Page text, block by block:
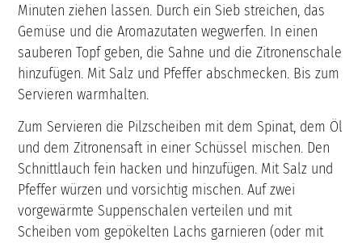
Minuten ziehen lassen. Durch ein Sieb streichen, das
Gemüse und die Aromazutaten wegwerfen. In einen
sauberen Topf geben, die Sahne und die Zitronenschale
hinzufügen. Mit Salz und Pfeffer abschmecken. Bis zum
Servieren warmhalten.
Zum Servieren die Pilzscheiben mit dem Spinat, dem Öl
und dem Zitronensaft in einer Schüssel mischen. Den
Schnittlauch fein hacken und hinzufügen. Mit Salz und
Pfeffer würzen und vorsichtig mischen. Auf zwei
vorgewärmte Suppenschalen verteilen und mit
Scheiben vom gepökelten Lachs garnieren (oder mit